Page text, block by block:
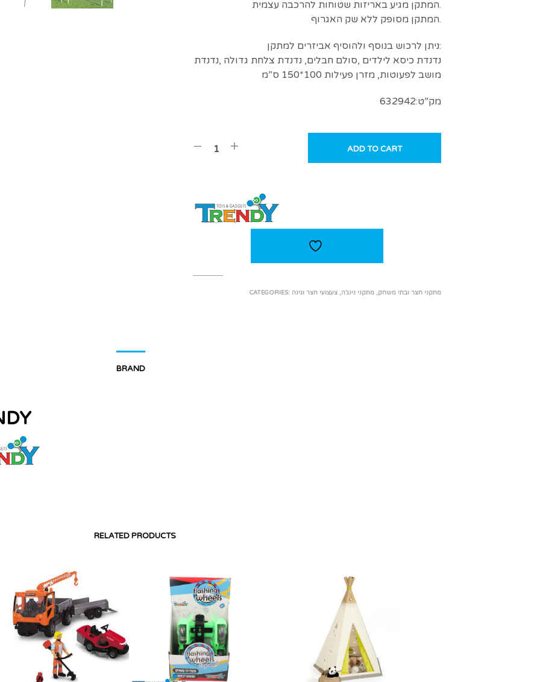
המתקן מגיע באריזות שטוחות להרכבה עצמית.
המתקן מסופק ללא שק האגרוף.
ניתן לרכוש בנוסף ולהוסיף אביזרים למתקן:
נדנדת כיסא לילדים ,סולם חבלים, נדנדת צלחת גדולה ,נדנדת
מושב לפעוטות, מזרן פעילות 100*150 ס”מ
מק”ט:632942
ADD TO CART
CATEGORIES: מתקני חצר ובתי משחק, מתקני נינג'ה, צעצועי חצר וגינה
BRAND
RELATED PRODUCTS